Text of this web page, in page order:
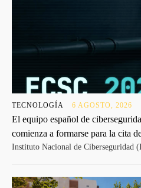
TECNOLOGÍA 6 AGOSTO, 2026
El equipo español de
comienza a formarse para la cita
Instituto Nacional de Ciberseguridad